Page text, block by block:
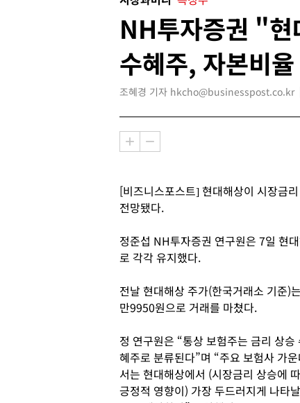
NH투자증권 "현
수혜주, 자본비
조혜경 기자 hkcho@businesspost.co.kr
[비즈니스포스트] 현대해상이 시장금
전망됐다.
정준섭 NH투자증권 연구원은 7일 현
로 각각 유지했다.
전날 현대해상 주가(한국거래소 기준)
만9950원으로 거래를 마쳤다.
정 연구원은 “통상 보험주는 금리 상승
혜주로 분류된다”며 “주요 보험사 가
서는 현대해상에서 (시장금리 상승에
긍정적 영향이) 가장 두드러지게 나타